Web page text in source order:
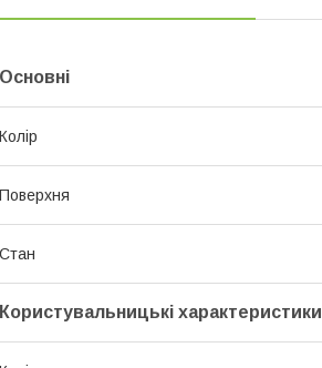
Основні
Колір
Поверхня
Стан
Користувальницькі характеристики